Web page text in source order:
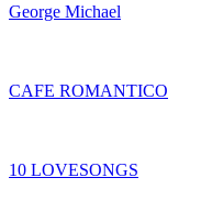
George Michael
CAFE ROMANTICO
10 LOVESONGS